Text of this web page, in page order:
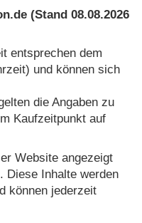
(Stand 08.08.2026
entsprechen dem
und können sich
die Angaben zu
Kaufzeitpunkt auf
Website angezeigt
Diese Inhalte werden
können jederzeit